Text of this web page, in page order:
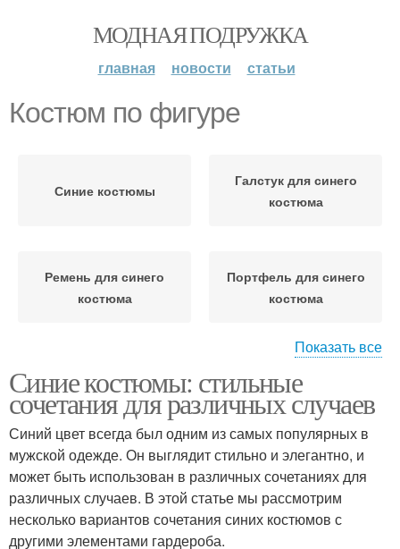
МОДНАЯ ПОДРУЖКА
главная новости статьи
Костюм по фигуре
Синие костюмы
Галстук для синего
костюма
Ремень для синего
костюма
Портфель для синего
костюма
костюма
костюма
Костюмы для
различных
мероприятий
Показать все
Синие костюмы: стильные
сочетания для различных случаев
Синий цвет всегда был одним из самых популярных в
мужской одежде. Он выглядит стильно и элегантно, и
может быть использован в различных сочетаниях для
различных случаев. В этой статье мы рассмотрим
несколько вариантов сочетания синих костюмов с
другими элементами гардероба.